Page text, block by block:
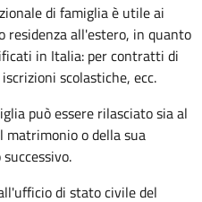
di famiglia è utile ai
residenza all'estero, in quanto
in Italia: per contratti di
scolastiche, ecc.
può essere rilasciato sia al
matrimonio o della sua
di stato civile del